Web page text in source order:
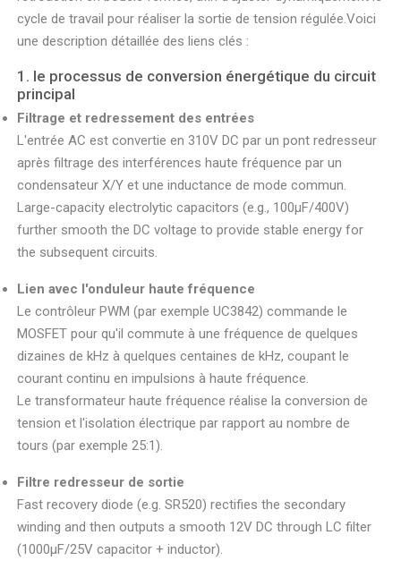
cycle de travail pour réaliser la sortie de tension régulée.Voici
une description détaillée des liens clés :
1. le processus de conversion énergétique du circuit
principal
Filtrage et redressement des entrées
L'entrée AC est convertie en 310V DC par un pont redresseur
après filtrage des interférences haute fréquence par un
condensateur X/Y et une inductance de mode commun.
Large-capacity electrolytic capacitors (e.g., 100μF/400V)
further smooth the DC voltage to provide stable energy for
the subsequent circuits.
Lien avec l'onduleur haute fréquence
Le contrôleur PWM (par exemple UC3842) commande le
MOSFET pour qu'il commute à une fréquence de quelques
dizaines de kHz à quelques centaines de kHz, coupant le
courant continu en impulsions à haute fréquence.
Le transformateur haute fréquence réalise la conversion de
tension et l'isolation électrique par rapport au nombre de
tours (par exemple 25:1).
Filtre redresseur de sortie
Fast recovery diode (e.g. SR520) rectifies the secondary
winding and then outputs a smooth 12V DC through LC filter
(1000μF/25V capacitor + inductor).